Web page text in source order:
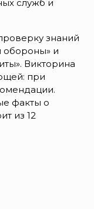
служб и
знаний
обороны» и
Викторина
при
факты о
из 12